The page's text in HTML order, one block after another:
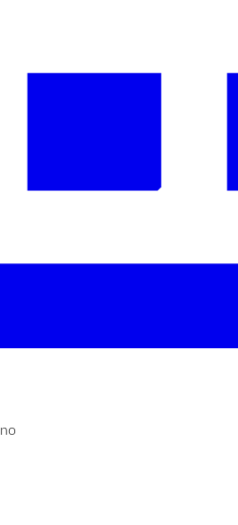
no